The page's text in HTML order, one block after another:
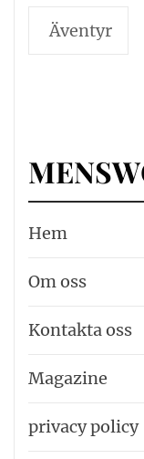
Äventyr
Hem
Om oss
Kontakta oss
Magazine
privacy policy